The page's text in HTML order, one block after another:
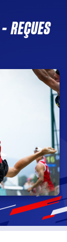
REÇUES